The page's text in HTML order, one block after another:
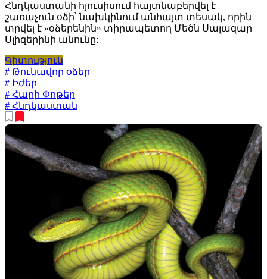
Հնդկաստանի հյուսիսում հայտնաբերվել է
շառաչուն օձի՝ նախկինում անհայտ տեսակ, որին
տրվել է «օձերենին» տիրապետող Մեծն Սալազար
Սլիզերինի անունը:
Գիտություն
# Թունավոր օձեր
# Իժեր
# Հարի Փոթեր
# Հնդկաստան